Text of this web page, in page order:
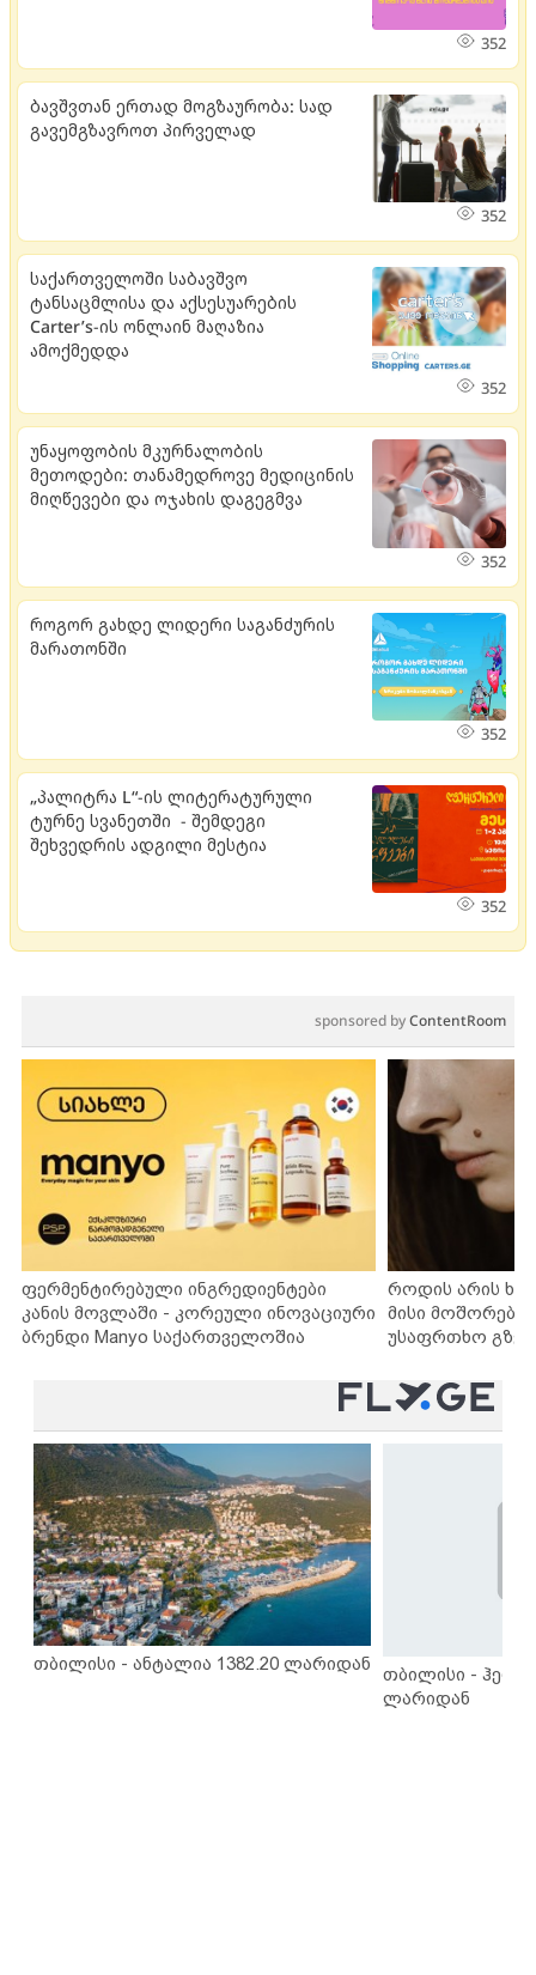
352
ბავშვთან ერთად მოგზაურობა: სად
გავემგზავროთ პირველად
352
საქართველოში საბავშვო
ტანსაცმლისა და აქსესუარების
Carter’s-ის ონლაინ მაღაზია
ამოქმედდა
352
უნაყოფობის მკურნალობის
მეთოდები: თანამედროვე მედიცინის
მიღწევები და ოჯახის დაგეგმვა
352
როგორ გახდე ლიდერი საგანძურის
მარათონში
352
„პალიტრა L“-ის ლიტერატურული
ტურნე სვანეთში - შემდეგი
შეხვედრის ადგილი მესტია
352
sponsored byContentRoom
ფერმენტირებული ინგრედიენტები
კანის მოვლაში - კორეული ინოვაციური
ბრენდი Manyo საქართველოშია
როდის არის
მისი
უსაფრთხო
თბილისი - ანტალია 1382.20 ლარიდან
თბილისი -
ლარიდან